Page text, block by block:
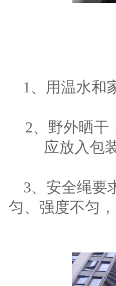
1、用温水和家
2、野外晒干，
应放入包
3、安全绳要求
匀、强度不匀